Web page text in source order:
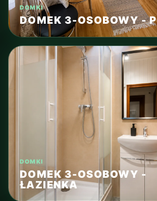
DOMKI
DOMEK 3-OSOBOWY -
DOMKI
DOMEK 3-OSOBOWY -
ŁAZIENKA